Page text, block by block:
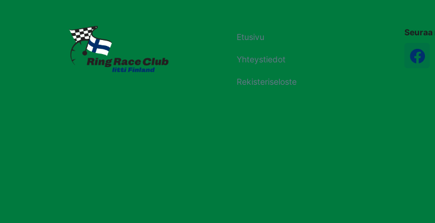
Etusivu
Yhteystiedot
Rekisteriseloste
Seuraa